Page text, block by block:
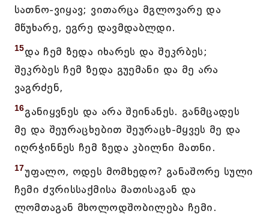
სათნო-ვიყავ; ვითარცა მგლოვარე და
მწუხარე, ეგრე დავმდაბლდი.
15და ჩემ ზედა იხარეს და შეკრბეს;
შეკრბეს ჩემ ზედა გუემანი და მე არა
ვაგრძენ,
16განიყვნეს და არა შეინანეს. განმცადეს
მე და შეურაცხებით შეურაცხ-მყვეს მე და
იღრჭინნეს ჩემ ზედა კბილნი მათნი.
17უფალო, ოდეს მომხედო? განაშორე სული
ჩემი ძჳრისსაქმისა მათისაგან და
ლომთაგან მხოლოდშობილება ჩემი.